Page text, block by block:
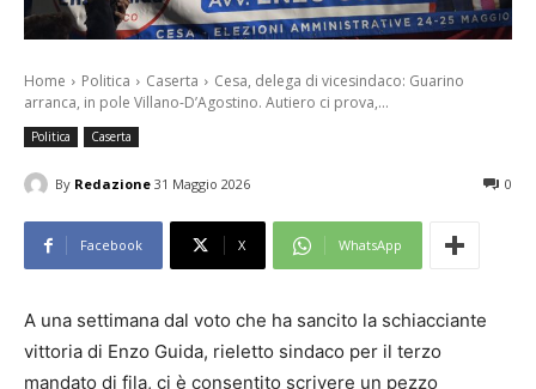
Home Politica Caserta
Cesa, delega di vicesindaco: Guarino
arranca, in pole Villano-D’Agostino. Autiero ci prova,...
Politica Caserta
By Redazione 31 Maggio 2026 0
Facebook X WhatsApp
A una settimana dal voto che ha sancito la schiacciante
vittoria di Enzo Guida, rieletto sindaco per il terzo
mandato di fila, ci è consentito scrivere un pezzo